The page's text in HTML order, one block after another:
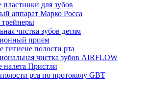
для зубов
аппарат Марко Росса
чистка зубов детям
прием
гигиене полости рта
чистка зубов AIRFLOW
налета Пристли
рта по протоколу GBT